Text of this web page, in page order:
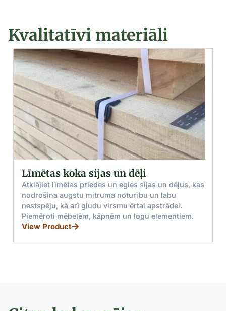
Kvalitatīvi materiāli
Līmētas koka sijas un dēļi
Atklājiet līmētas priedes un egles sijas un dēļus, kas
nodrošina augstu mitruma noturību un labu
nestspēju, kā arī gludu virsmu ērtai apstrādei.
Piemēroti mēbelēm, kāpnēm un logu elementiem.
View Product